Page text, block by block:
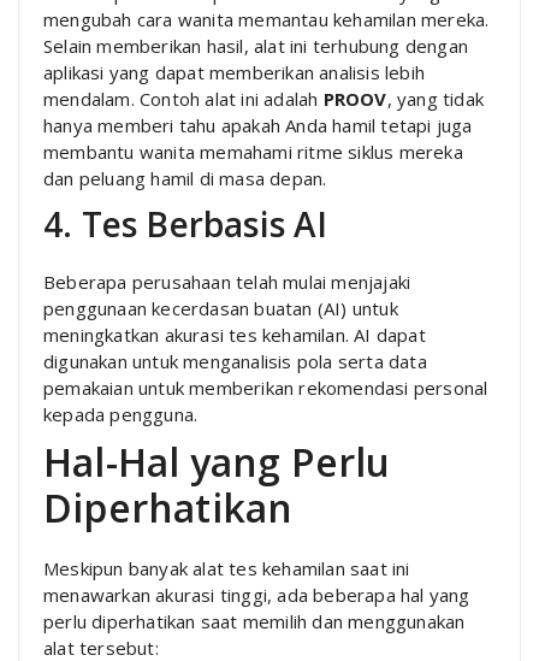
mengubah cara wanita memantau kehamilan mereka.
Selain memberikan hasil, alat ini terhubung dengan
aplikasi yang dapat memberikan analisis lebih
mendalam. Contoh alat ini adalah PROOV, yang tidak
hanya memberi tahu apakah Anda hamil tetapi juga
membantu wanita memahami ritme siklus mereka
dan peluang hamil di masa depan.
4. Tes Berbasis AI
Beberapa perusahaan telah mulai menjajaki
penggunaan kecerdasan buatan (AI) untuk
meningkatkan akurasi tes kehamilan. AI dapat
digunakan untuk menganalisis pola serta data
pemakaian untuk memberikan rekomendasi personal
kepada pengguna.
Hal-Hal yang Perlu
Diperhatikan
Meskipun banyak alat tes kehamilan saat ini
menawarkan akurasi tinggi, ada beberapa hal yang
perlu diperhatikan saat memilih dan menggunakan
alat tersebut: